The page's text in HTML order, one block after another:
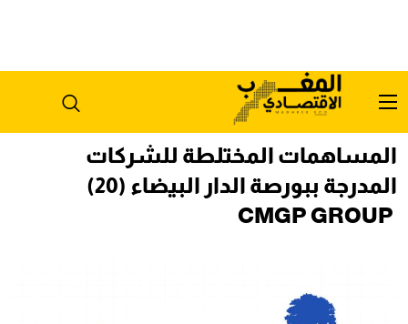
المساهمات المختلطة للشركات
المدرجة ببورصة الدار البيضاء (20)